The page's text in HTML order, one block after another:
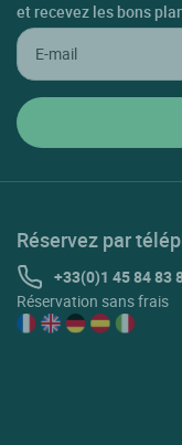
et recevez les bons
Réservez par
+33(0)1 45 84 83
Réservation sans frais